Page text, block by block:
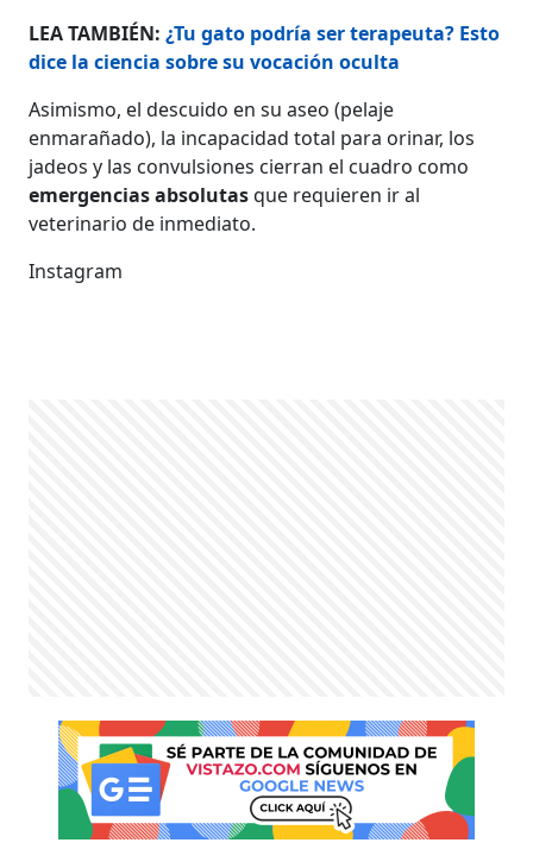
LEA TAMBIÉN:¿Tu gato podría ser terapeuta? Esto
dice la ciencia sobre su vocación oculta
Asimismo, el descuido en su aseo (pelaje
enmarañado), la incapacidad total para orinar, los
jadeos y las convulsiones cierran el cuadro como
emergencias absolutasque requieren ir al
veterinario de inmediato.
Instagram